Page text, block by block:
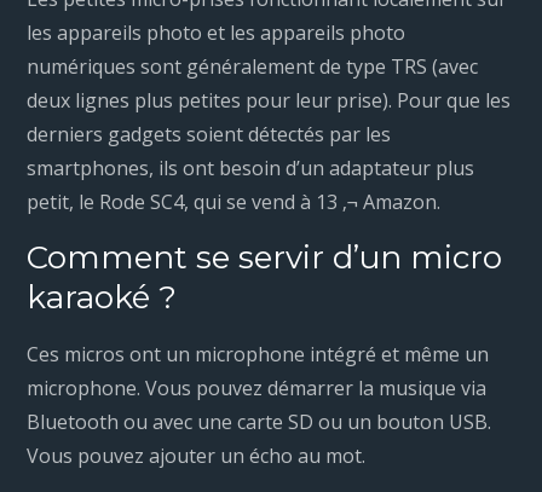
les appareils photo et les appareils photo
numériques sont généralement de type TRS (avec
deux lignes plus petites pour leur prise). Pour que les
derniers gadgets soient détectés par les
smartphones, ils ont besoin d’un adaptateur plus
petit, le Rode SC4, qui se vend à 13 ‚¬ Amazon.
Comment se servir d’un micro
karaoké ?
Ces micros ont un microphone intégré et même un
microphone. Vous pouvez démarrer la musique via
Bluetooth ou avec une carte SD ou un bouton USB.
Vous pouvez ajouter un écho au mot.